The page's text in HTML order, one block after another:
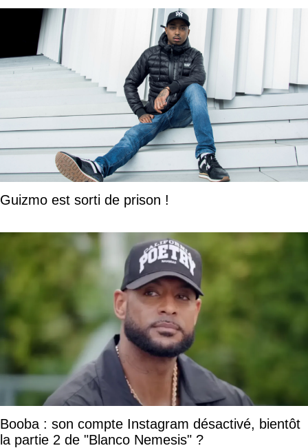
Guizmo est sorti de prison !
Booba : son compte Instagram désactivé, bientôt
la partie 2 de "Blanco Nemesis" ?